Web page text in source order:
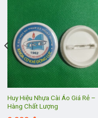
Huy Hiệu Nhựa Cài Áo Giá Rẻ –
Hàng Chất Lượng